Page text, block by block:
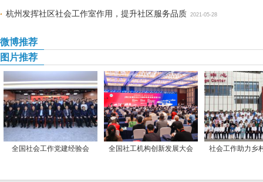
杭州发挥社区社会工作室作用，提升社区服务品质 2021-05-28
微博推荐
图片推荐
全国社会工作党建经验会 全国社工机构创新发展大会 社会工作助力乡